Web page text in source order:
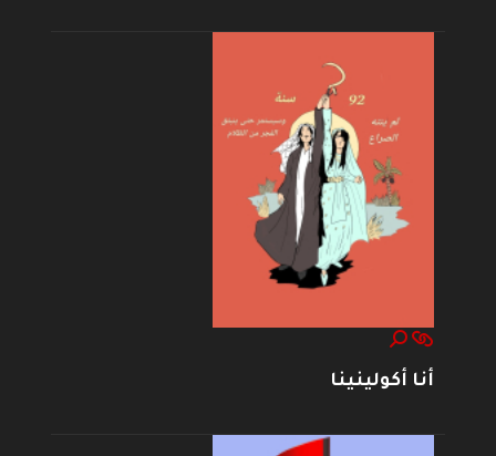
أنا أكولينينا